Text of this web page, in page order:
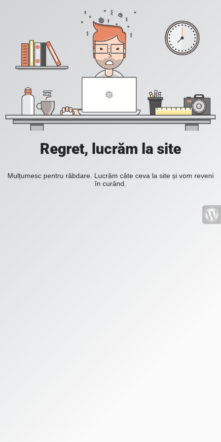
Regret, lucrăm la site
Mulțumesc pentru răbdare. Lucrăm câte ceva la site și vom reveni
în curând.